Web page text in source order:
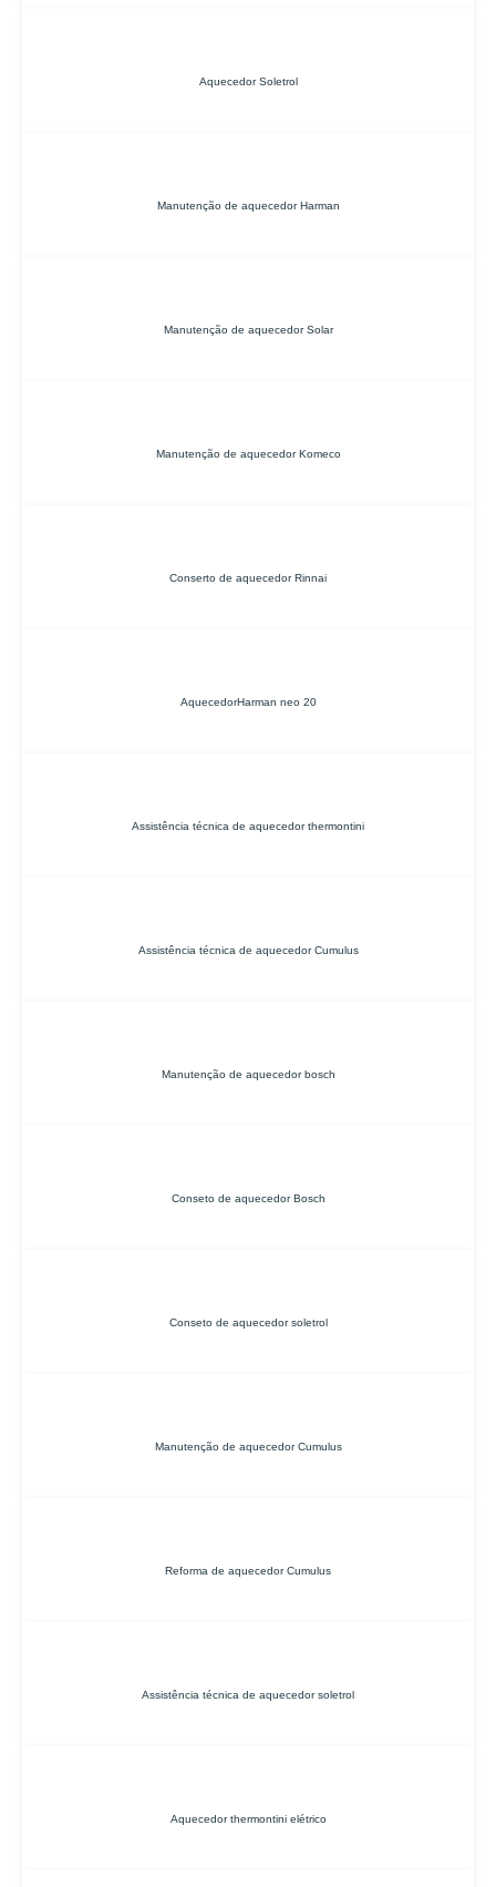
Aquecedor Soletrol
Manutenção de aquecedor Harman
Manutenção de aquecedor Solar
Manutenção de aquecedor Komeco
Conserto de aquecedor Rinnai
AquecedorHarman neo 20
Assistência técnica de aquecedor thermontini
Assistência técnica de aquecedor Cumulus
Manutenção de aquecedor bosch
Conseto de aquecedor Bosch
Conseto de aquecedor soletrol
Manutenção de aquecedor Cumulus
Reforma de aquecedor Cumulus
Assistência técnica de aquecedor soletrol
Aquecedor thermontini elétrico